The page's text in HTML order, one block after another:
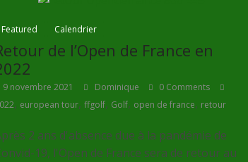
Featured Calendrier
de l’Open de France en
9 novembre 2021 Dominique
0 Comments
, european tour,ffgolf, Golf, open de france, retour
2 ans d'absence due à la pandémie de
19, l'Open de France sera de retour au